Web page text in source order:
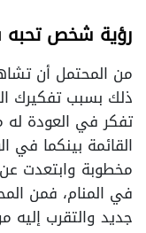
رؤية شخص تحبه
من المحتمل أن
ذلك بسبب تفكيرك
تفكر في العودة له
القائمة بينكما في
مخطوبة وابتعدت
في المنام، فمن
جديد والتقرب إليه